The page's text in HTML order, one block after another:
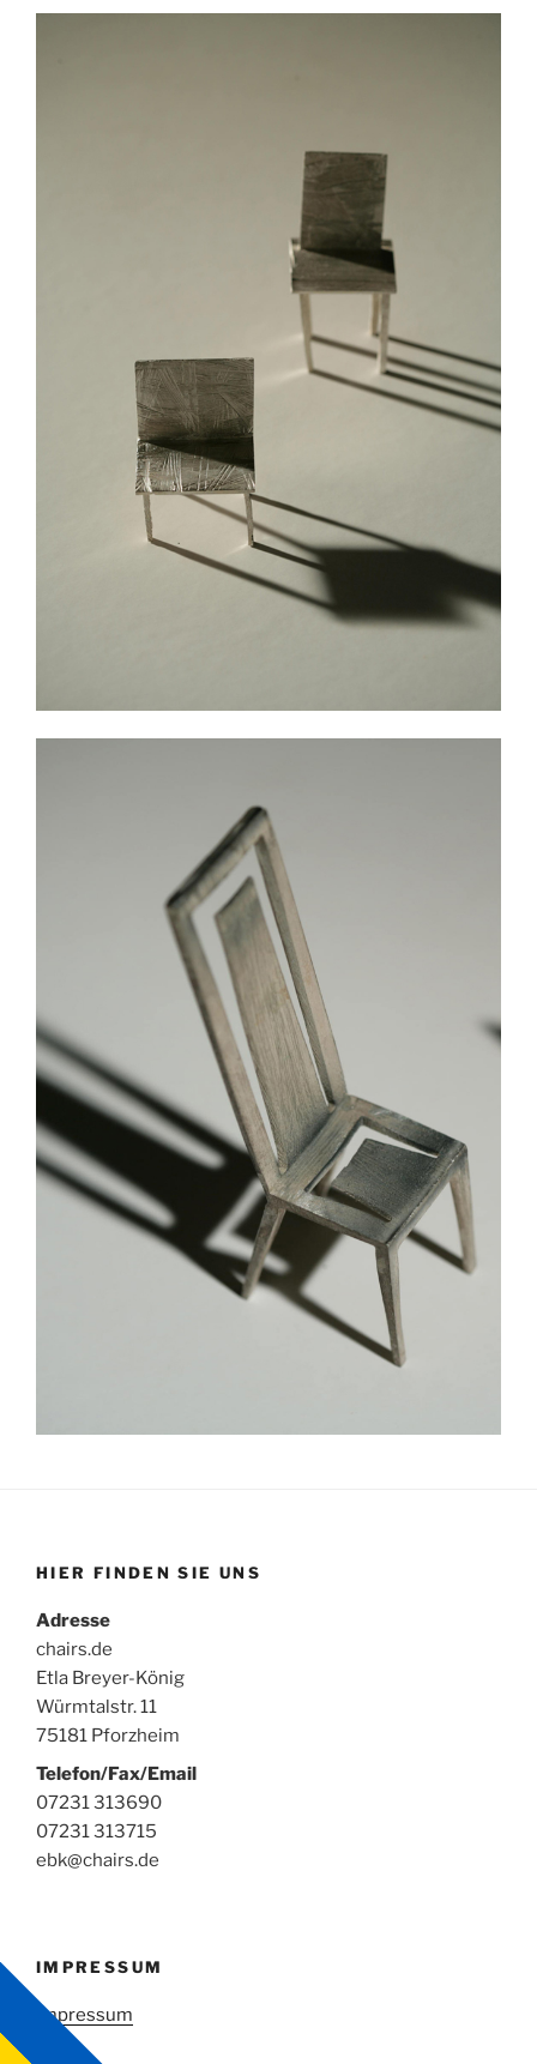
HIER FINDEN SIE UNS
Adresse
chairs.de
Etla Breyer-König
Würmtalstr. 11
75181 Pforzheim
Telefon/Fax/Email
07231 313690
07231 313715
ebk@chairs.de
IMPRESSUM
Impressum